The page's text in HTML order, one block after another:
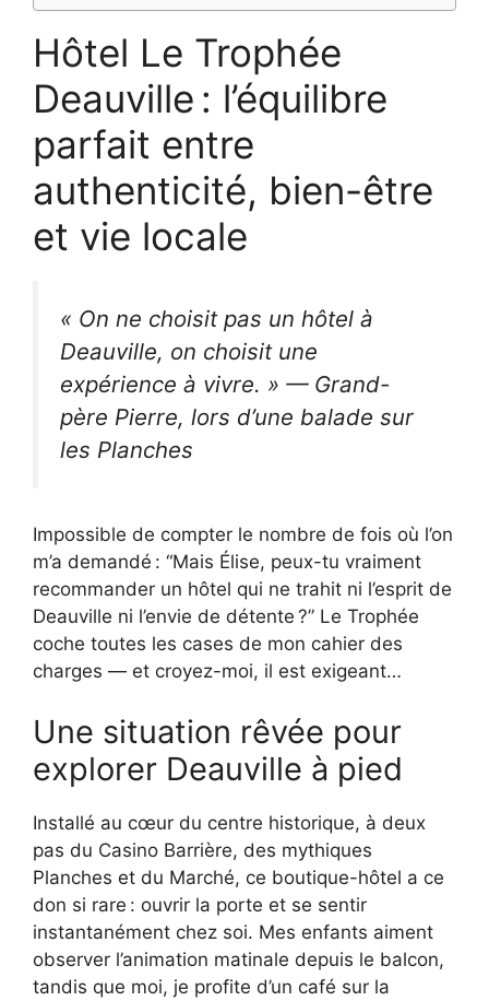
Hôtel Le Trophée
Deauville : l’équilibre
parfait entre
authenticité, bien-être
et vie locale
« On ne choisit pas un hôtel à
Deauville, on choisit une
expérience à vivre. » — Grand-
père Pierre, lors d’une balade sur
les Planches
Impossible de compter le nombre de fois où l’on
m’a demandé : “Mais Élise, peux-tu vraiment
recommander un hôtel qui ne trahit ni l’esprit de
Deauville ni l’envie de détente ?” Le Trophée
coche toutes les cases de mon cahier des
charges — et croyez-moi, il est exigeant…
Une situation rêvée pour
explorer Deauville à pied
Installé au cœur du centre historique, à deux
pas du Casino Barrière, des mythiques
Planches et du Marché, ce boutique-hôtel a ce
don si rare : ouvrir la porte et se sentir
instantanément chez soi. Mes enfants aiment
observer l’animation matinale depuis le balcon,
tandis que moi, je profite d’un café sur la